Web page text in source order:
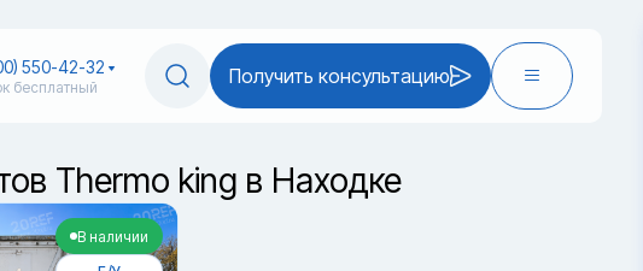
550-42-32
бесплатный Получить консультацию
Thermo king в Находке
В наличии